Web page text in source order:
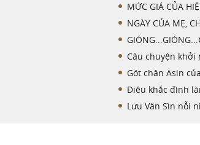
MỨC GIÁ CỦA
NGÀY CỦA MẸ,
Câu chuyện khởi
Gót chân Asin
Điêu khắc đình
Lưu Văn Sìn nỗi